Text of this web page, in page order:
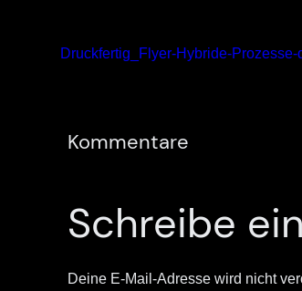
Druckfertig_Flyer-Hybride-
Kommentare
Schreibe
Deine E-Mail-Adresse wird nicht